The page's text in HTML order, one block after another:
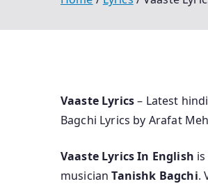
Vaaste Lyrics– Latest
Bagchi Lyrics by Arafat
Vaaste Lyrics In English
musicianTanishk Bagchi.